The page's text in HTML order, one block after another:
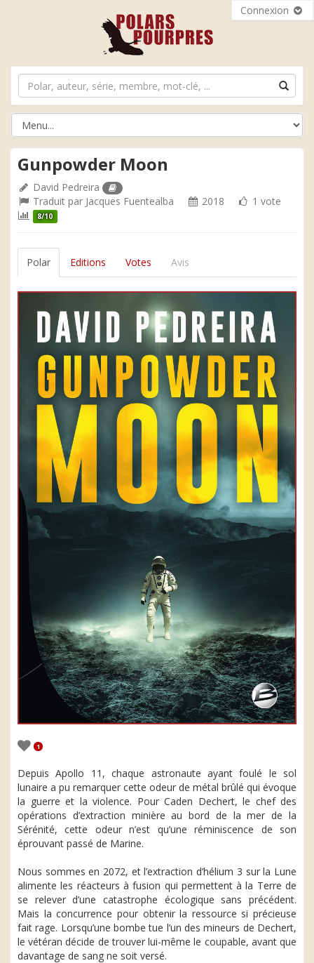
Connexion
Gunpowder Moon
David Pedreira
Traduit par Jacques Fuentealba 2018 1 vote
8/10
Polar Editions Votes Avis
1
Depuis Apollo 11, chaque astronaute ayant foulé le sol
lunaire a pu remarquer cette odeur de métal brûlé qui évoque
la guerre et la violence. Pour Caden Dechert, le chef des
opérations d’extraction minière au bord de la mer de la
Sérénité, cette odeur n’est qu’une réminiscence de son
éprouvant passé de Marine.
Nous sommes en 2072, et l’extraction d’hélium 3 sur la Lune
alimente les réacteurs à fusion qui permettent à la Terre de
se relever d’une catastrophe écologique sans précédent.
Mais la concurrence pour obtenir la ressource si précieuse
fait rage. Lorsqu’une bombe tue l’un des mineurs de Dechert,
le vétéran décide de trouver lui-même le coupable, avant que
davantage de sang ne soit versé.